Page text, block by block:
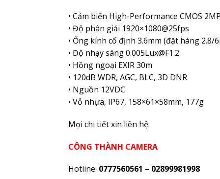
• Cảm biến High-Performance CMOS 2MP
• Độ phân giải 1920×1080@25fps
• Ống kính cố định 3.6mm (đặt hàng 2.8/
• Độ nhạy sáng 0.005Lux@F1.2
• Hồng ngoại EXIR 30m
• 120dB WDR, AGC, BLC, 3D DNR
• Nguồn 12VDC
• Vỏ nhựa, IP67, 158×61×58mm, 177g
Mọi chi tiết xin liên hệ:
CÔNG THÀNH CAMERA
Hotline: 0777560561 – 02899981998